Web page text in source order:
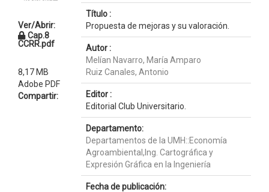
Ver/Abrir:
Cap.8
CCRR.pdf
8,17 MB
Adobe PDF
Compartir:
Título :
Propuesta de mejoras y su valoración.
Autor :
Melían Navarro, María Amparo
Ruiz Canales, Antonio
Editor :
Editorial Club Universitario.
Departamento:
Departamentos de la UMH::Economía
Agroambiental,Ing. Cartográfica y
Expresión Gráfica en la Ingeniería
Fecha de publicación: